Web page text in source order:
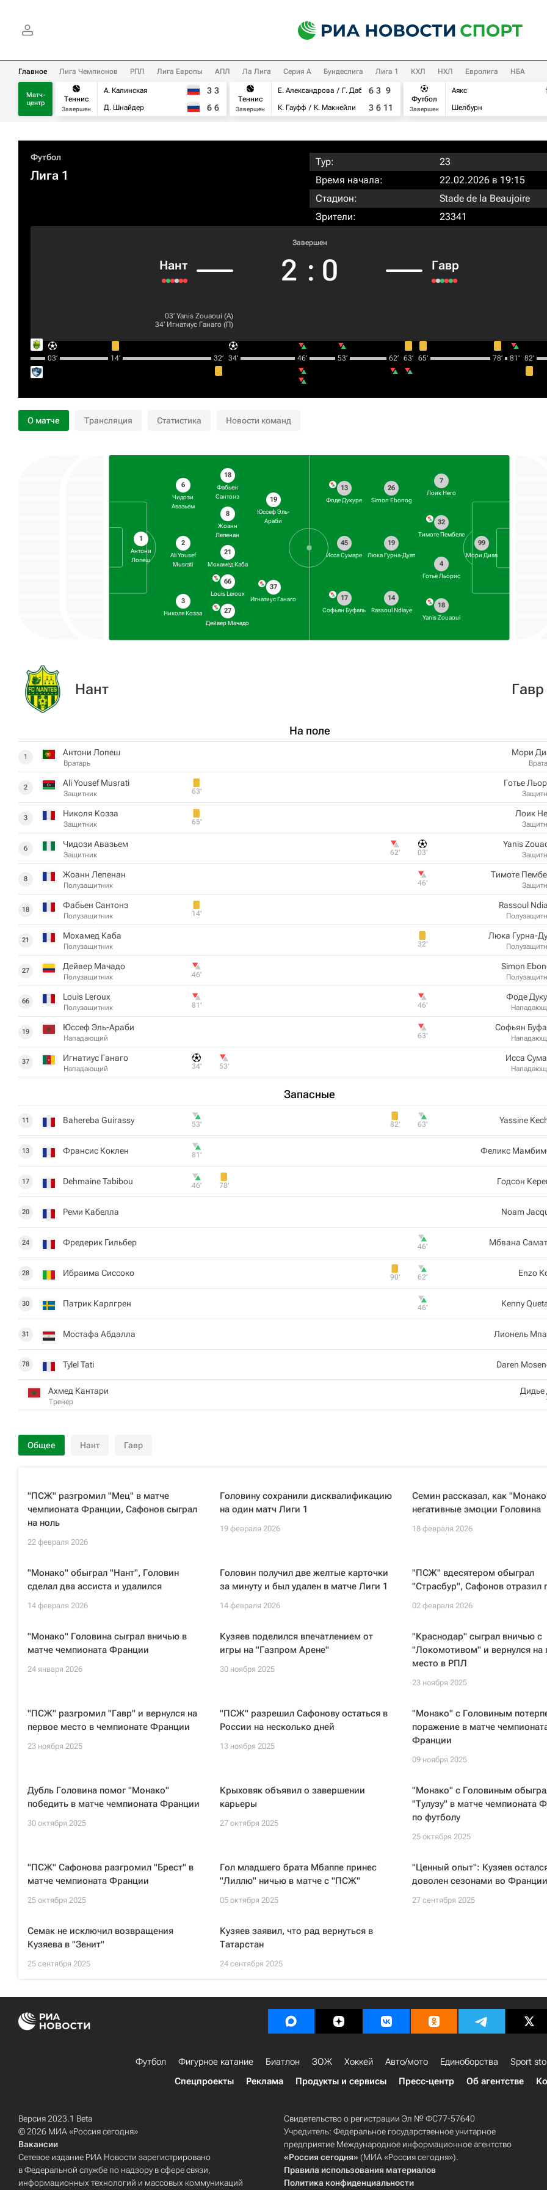
Главное Лига Чемпионов РПЛ Лига Европы АПЛ Ла Лига Серия А Бундеслига Лига 1 КХЛ НХЛ Евролига НБА
Матч-
центр
Теннис
Завершен
А. Калинская
Д. Шнайдер
3 3
6 6
Теннис
Завершен
Е. Александрова
Г. Дабровски
К. Гауфф
К. Макнейли
6 3 9
3 6 11
Футбол
Завершен
Аякс
Шелбурн
Футбол
Лига 1
Тур:
23
Время начала:
22.02.2026 в 19:15
Стадион:
Stade de la Beaujoire
Зрители:
23341
Нант
Завершен
2 : 0 Гавр
03‎’‎ Yanis Zouaoui (А)
34‎’‎ Игнатиус Ганаго (П)
03‎’‎ 14‎’‎ 32‎’‎ 34‎’‎ 46‎’‎ 53‎’‎ 62‎’‎ 63‎’‎ 65‎’‎ 78‎’‎ 81‎’‎ 82‎’‎
О матче Трансляция Статистика Новости команд
1
Антони
Лопеш
6
Чидози
Авазьем
2
Ali Yousef
Musrati
3
Николя Козза
18
Фабьен
Сантонз
8
Жоанн
Лепенан
21
Мохамед Каба
66
Louis Leroux
27
Дейвер Мачадо
19
Юссеф Эль-
Араби
37
Игнатиус Ганаго
99
Мори Диав
7
Лоик Него
32
Тимоте Пембеле
4
Готье Льорис
18
Yanis Zouaoui
26
Simon Ebonog
19
Люка Гурна-Дуат
14
Rassoul Ndiaye
13
Фоде Дукуре
45
Исса Сумаре
17
Софьян Буфаль
Нант
На поле
1 Антони Лопеш
Вратарь
2 Ali Yousef Musrati
Защитник 63‎’‎
3 Николя Козза
Защитник 65‎’‎
6 Чидози Авазьем
Защитник
8 Жоанн Лепенан
Полузащитник
18 Фабьен Сантонз
Полузащитник 14‎’‎
21 Мохамед Каба
Полузащитник
27 Дейвер Мачадо
Полузащитник 46‎’‎
66 Louis Leroux
Полузащитник 81‎’‎
19 Юссеф Эль-Араби
Нападающий
37 Игнатиус Ганаго
Нападающий 34‎’‎ 53‎’‎
Запасные
11 Bahereba Guirassy 53‎’‎
13 Франсис Коклен 81‎’‎
17 Dehmaine Tabibou 46‎’‎ 78‎’‎
20 Реми Кабелла
24 Фредерик Гильбер
28 Ибраима Сиссоко
30 Патрик Карлгрен
31 Мостафа Абдалла
78 Tylel Tati
Ахмед Кантари
Тренер
Гавр
Мори
Готье
Лоик
Yanis
03‎’‎
62‎’‎
Тимоте
46‎’‎
Rassoul
Люка Гурна-
32‎’‎
Simon
Фоде
46‎’‎
Софьян
63‎’‎
Исса
Yassine
63‎’‎
82‎’‎
Феликс
Годсон
Noam
Мбвана
46‎’‎
Enzo
62‎’‎
90‎’‎
Kenny
46‎’‎
Лионель
Daren
Дидье
Общее Нант Гавр
"ПСЖ" разгромил "Мец" в матче
чемпионата Франции, Сафонов сыграл
на ноль
22 февраля 2026
Головину сохранили дисквалификацию
на один матч Лиги 1
19 февраля 2026
Семин рассказал, как
негативные эмоции Головина
18 февраля 2026
"Монако" обыграл "Нант", Головин
сделал два ассиста и удалился
14 февраля 2026
Головин получил две желтые карточки
за минуту и был удален в матче Лиги 1
14 февраля 2026
"ПСЖ" вдесятером обыграл
"Страсбур", Сафонов отразил
02 февраля 2026
"Монако" Головина сыграл вничью в
матче чемпионата Франции
24 января 2026
Кузяев поделился впечатлением от
игры на "Газпром Арене"
30 ноября 2025
"Краснодар" сыграл вничью с
"Локомотивом" и вернулся на
место в РПЛ
23 ноября 2025
"ПСЖ" разгромил "Гавр" и вернулся на
первое место в чемпионате Франции
23 ноября 2025
"ПСЖ" разрешил Сафонову остаться в
России на несколько дней
13 ноября 2025
"Монако" с Головиным
поражение в матче
Франции
09 ноября 2025
Дубль Головина помог "Монако"
победить в матче чемпионата Франции
30 октября 2025
Крыховяк объявил о завершении
карьеры
27 октября 2025
"Монако" с Головиным
"Тулузу" в матче чемпионата
по футболу
25 октября 2025
"ПСЖ" Сафонова разгромил "Брест" в
матче чемпионата Франции
25 октября 2025
Гол младшего брата Мбаппе принес
"Лиллю" ничью в матче с "ПСЖ"
05 октября 2025
"Ценный опыт": Кузяев
доволен сезонами во Франции
27 сентября 2025
Семак не исключил возвращения
Кузяева в "Зенит"
25 сентября 2025
Кузяев заявил, что рад вернуться в
Татарстан
24 сентября 2025
Футбол Фигурное катание Биатлон ЗОЖ Хоккей Авто/мото Единоборства Sport
Спецпроекты
Реклама Продукты и сервисы Пресс-центр Об агентстве
Версия 2023.1 Beta
© 2026 МИА «Россия сегодня»
Вакансии
Сетевое издание РИА Новости зарегистрировано
в Федеральной службе по надзору в сфере связи,
информационных технологий и массовых коммуникаций
Свидетельство о регистрации Эл № ФС77-57640
Учредитель: Федеральное государственное унитарное
предприятие Международное информационное агентство
«Россия сегодня» (МИА «Россия сегодня»).
Правила использования материалов
Политика конфиденциальности